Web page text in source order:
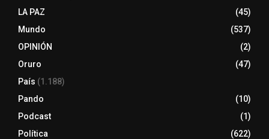
LA PAZ
(45)
Mundo
(537)
OPINIÓN
(2)
Oruro
(47)
País (1.188)
Pando
(10)
Podcast
(1)
Política
(622)